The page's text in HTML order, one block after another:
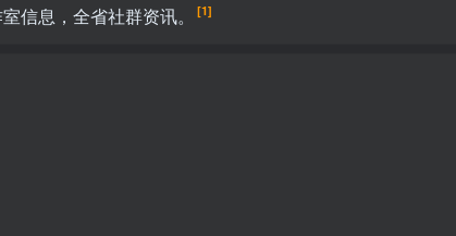
信息，全省社群资讯。
[1]